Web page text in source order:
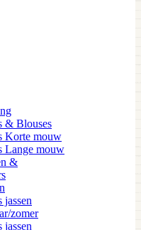
& Blouses
Korte mouw
Lange mouw
&
jassen
zomer
jassen